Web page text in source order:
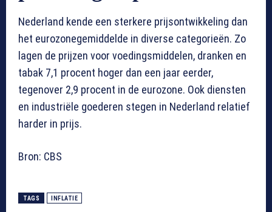
Nederland kende een sterkere prijsontwikkeling dan
het eurozonegemiddelde in diverse categorieën. Zo
lagen de prijzen voor voedingsmiddelen, dranken en
tabak 7,1 procent hoger dan een jaar eerder,
tegenover 2,9 procent in de eurozone. Ook diensten
en industriële goederen stegen in Nederland relatief
harder in prijs.
Bron: CBS
TAGS INFLATIE